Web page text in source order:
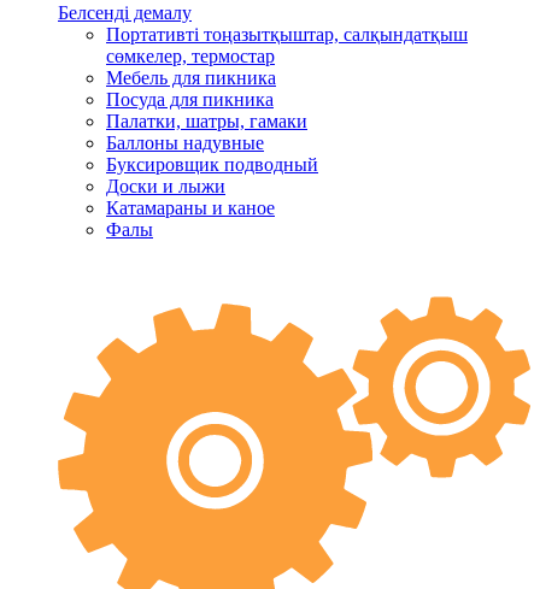
Белсенді демалу
Портативті тоңазытқыштар, салқындатқыш
сөмкелер, термостар
Мебель для пикника
Посуда для пикника
Палатки, шатры, гамаки
Баллоны надувные
Буксировщик подводный
Доски и лыжи
Катамараны и каное
Фалы